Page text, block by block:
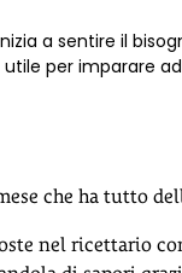
a sentire il
utile per imparare
che ha tutto
nel ricettario